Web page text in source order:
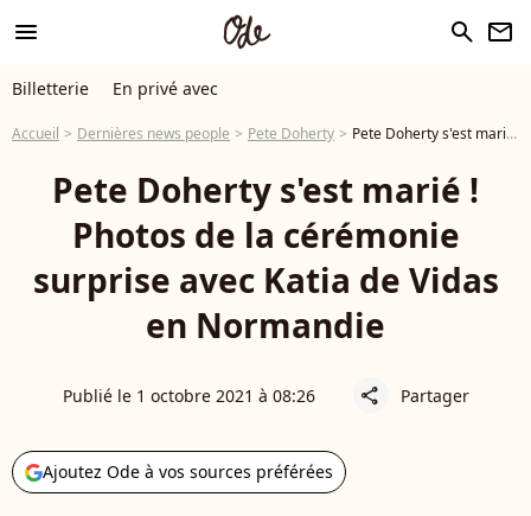
menu search newsletter
Billetterie En privé avec
Accueil Dernières news people Pete Doherty Pete Doherty s'est marié ! Photos de la cérémonie surprise avec Katia de Vidas en Normandie
Pete Doherty s'est marié !
Photos de la cérémonie
surprise avec Katia de Vidas
en Normandie
Publié le 1 octobre 2021 à 08:26 share Partager
Ajoutez Ode à vos sources préférées